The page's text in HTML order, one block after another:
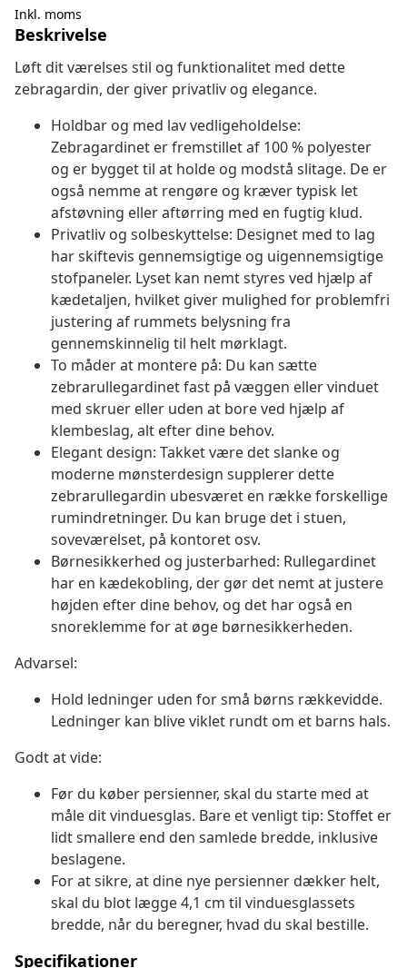
Inkl. moms
Beskrivelse
Løft dit værelses stil og funktionalitet med dette
zebragardin, der giver privatliv og elegance.
Holdbar og med lav vedligeholdelse:
Zebragardinet er fremstillet af 100 % polyester
og er bygget til at holde og modstå slitage. De er
også nemme at rengøre og kræver typisk let
afstøvning eller aftørring med en fugtig klud.
Privatliv og solbeskyttelse: Designet med to lag
har skiftevis gennemsigtige og uigennemsigtige
stofpaneler. Lyset kan nemt styres ved hjælp af
kædetaljen, hvilket giver mulighed for problemfri
justering af rummets belysning fra
gennemskinnelig til helt mørklagt.
To måder at montere på: Du kan sætte
zebrarullegardinet fast på væggen eller vinduet
med skruer eller uden at bore ved hjælp af
klembeslag, alt efter dine behov.
Elegant design: Takket være det slanke og
moderne mønsterdesign supplerer dette
zebrarullegardin ubesværet en række forskellige
rumindretninger. Du kan bruge det i stuen,
soveværelset, på kontoret osv.
Børnesikkerhed og justerbarhed: Rullegardinet
har en kædekobling, der gør det nemt at justere
højden efter dine behov, og det har også en
snoreklemme for at øge børnesikkerheden.
Advarsel:
Hold ledninger uden for små børns rækkevidde.
Ledninger kan blive viklet rundt om et barns hals.
Godt at vide:
Før du køber persienner, skal du starte med at
måle dit vinduesglas. Bare et venligt tip: Stoffet er
lidt smallere end den samlede bredde, inklusive
beslagene.
For at sikre, at dine nye persienner dækker helt,
skal du blot lægge 4,1 cm til vinduesglassets
bredde, når du beregner, hvad du skal bestille.
Specifikationer